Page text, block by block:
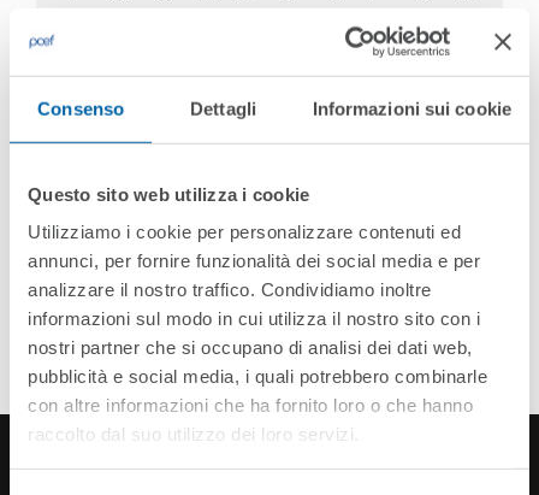
Consenso Dettagli Informazioni sui cookie
Questo sito web utilizza i cookie
Utilizziamo i cookie per personalizzare contenuti ed
annunci, per fornire funzionalità dei social media e per
analizzare il nostro traffico. Condividiamo inoltre
informazioni sul modo in cui utilizza il nostro sito con i
nostri partner che si occupano di analisi dei dati web,
pubblicità e social media, i quali potrebbero combinarle
con altre informazioni che ha fornito loro o che hanno
raccolto dal suo utilizzo dei loro servizi.